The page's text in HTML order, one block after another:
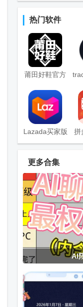
热门软件
莆田好鞋官方
app
Lazada买家版
最新官方正版
拼
手
潮玩宇宙app
官方正版
懂鸟全球鸟类
百度网盘精简
更多合集
AI